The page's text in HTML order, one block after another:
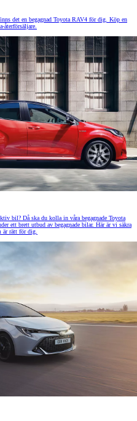
det en begagnad Toyota RAV4 för dig. Köp en
återförsäljare.
bil? Då ska du kolla in våra begagnade Toyota
ett brett utbud av begagnade bilar. Här är vi säkra
är rätt för dig.